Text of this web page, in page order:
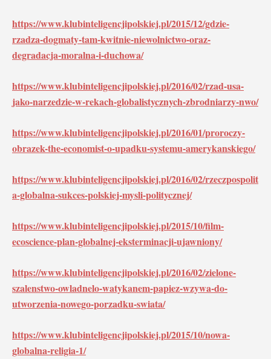
https://www.klubinteligencjipolskiej.pl/2015/12/gdzie-
rzadza-dogmaty-tam-kwitnie-niewolnictwo-oraz-
degradacja-moralna-i-duchowa/
https://www.klubinteligencjipolskiej.pl/2016/02/rzad-usa-
jako-narzedzie-w-rekach-globalistycznych-zbrodniarzy-nwo/
https://www.klubinteligencjipolskiej.pl/2016/01/proroczy-
obrazek-the-economist-o-upadku-systemu-amerykanskiego/
https://www.klubinteligencjipolskiej.pl/2016/02/rzeczpospolit
a-globalna-sukces-polskiej-mysli-politycznej/
https://www.klubinteligencjipolskiej.pl/2015/10/film-
ecoscience-plan-globalnej-eksterminacji-ujawniony/
https://www.klubinteligencjipolskiej.pl/2016/02/zielone-
szalenstwo-owladnelo-watykanem-papiez-wzywa-do-
utworzenia-nowego-porzadku-swiata/
https://www.klubinteligencjipolskiej.pl/2015/10/nowa-
globalna-religia-1/